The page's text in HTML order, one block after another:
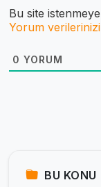
Bu site
Yorum
0 YORUM
BU KONU